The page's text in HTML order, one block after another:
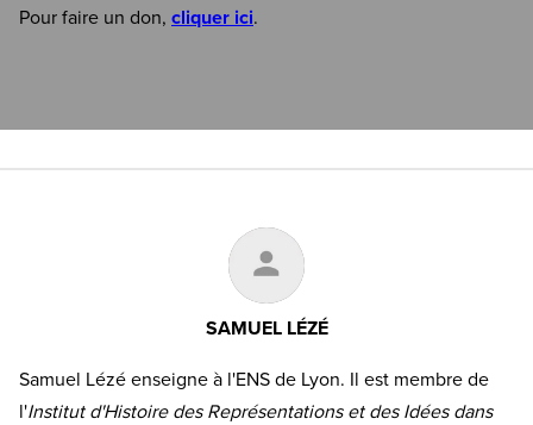
Pour faire un don, cliquer ici.
SAMUEL LÉZÉ
Samuel Lézé enseigne à l'ENS de Lyon. Il est membre de
l'Institut d'Histoire des Représentations et des Idées dans